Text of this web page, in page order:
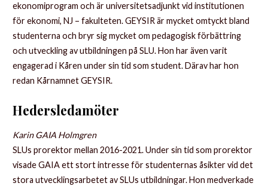
ekonomiprogram och är universitetsadjunkt vid institutionen
för ekonomi, NJ – fakulteten. GEYSIR är mycket omtyckt bland
studenterna och bryr sig mycket om pedagogisk förbättring
och utveckling av utbildningen på SLU. Hon har även varit
engagerad i Kåren under sin tid som student. Därav har hon
redan Kårnamnet GEYSIR.
Hedersledamöter
Karin GAIA Holmgren
SLUs prorektor mellan 2016-2021. Under sin tid som prorektor
visade GAIA ett stort intresse för studenternas åsikter vid det
stora utvecklingsarbetet av SLUs utbildningar. Hon medverkade